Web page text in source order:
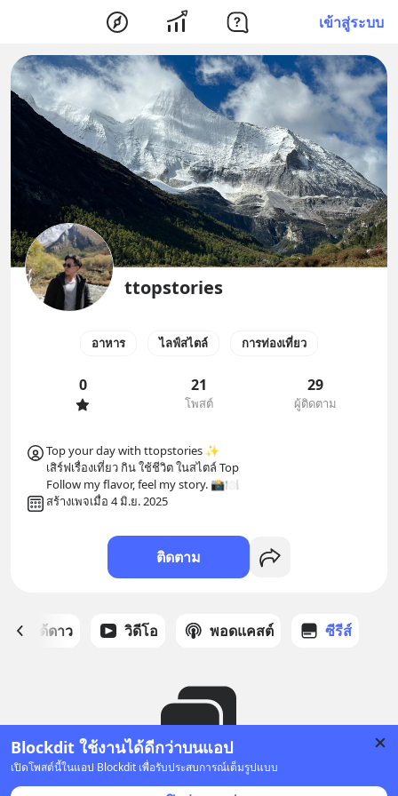
เข้าสู่ระบบ
Blockdit ใช้งานได้ดีกว่าบนแอป
เปิดโพสต์นี้ในแอป Blockdit เพื่อรับประสบการณ์เต็มรูปแบบ
ttopstories
อาหาร ไลฟ์สไตล์ การท่องเที่ยว
0 21
โพสต์
29
ผู้ติดตาม
Top your day with ttopstories ✨
เสิร์ฟเรื่องเที่ยว กิน ใช้ชีวิต ในสไตล์ Top
Follow my flavor, feel my story. 📸🍽
สร้างเพจเมื่อ 4 มิ.ย. 2025
ติดตาม
สต์ที่ได้ดาว วิดีโอ พอดแคสต์ ซีรีส์